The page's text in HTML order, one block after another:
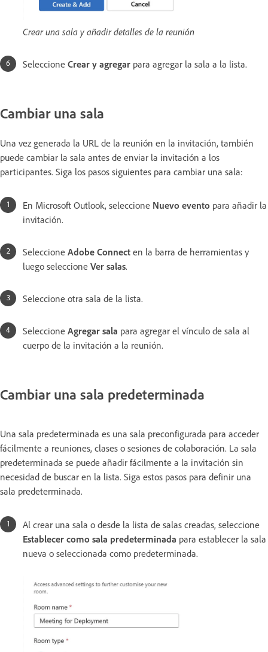
Crear una sala y añadir detalles de la reunión
Seleccione Crear y agregar para agregar la sala a la lista.
Cambiar una sala
Una vez generada la URL de la reunión en la invitación, también
puede cambiar la sala antes de enviar la invitación a los
participantes. Siga los pasos siguientes para cambiar una sala:
En Microsoft Outlook, seleccione Nuevo evento para añadir la
invitación.
Seleccione Adobe Connect en la barra de herramientas y
luego seleccione Ver salas.
Seleccione otra sala de la lista.
Seleccione Agregar sala para agregar el vínculo de sala al
cuerpo de la invitación a la reunión.
Cambiar una sala predeterminada
Una sala predeterminada es una sala preconfigurada para acceder
fácilmente a reuniones, clases o sesiones de colaboración. La sala
predeterminada se puede añadir fácilmente a la invitación sin
necesidad de buscar en la lista. Siga estos pasos para definir una
sala predeterminada.
Al crear una sala o desde la lista de salas creadas, seleccione
Establecer como sala predeterminada para establecer la sala
nueva o seleccionada como predeterminada.